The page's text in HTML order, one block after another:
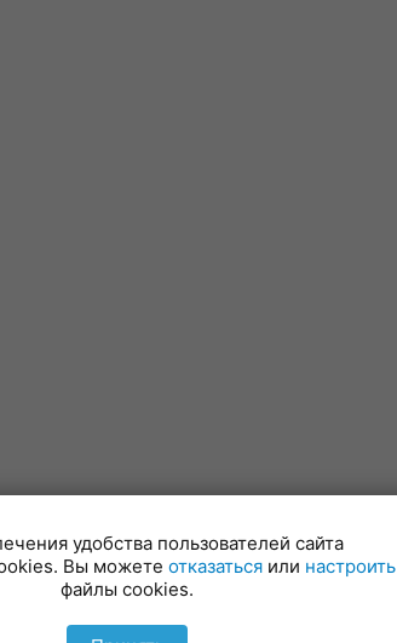
Сенно
Ситцы
Славени
удобства пользователей сайта
Вы можете отказаться или настроить
файлы cookies.